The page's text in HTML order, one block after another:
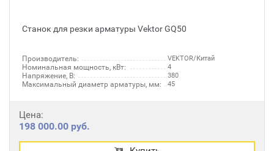
Станок для резки арматуры Vektor GQ50
Производитель: VEKTOR/Китай
Номинальная мощность, кВт: 4
Напряжение, В: 380
Максимальный диаметр арматуры, мм: 45
Цена:
198 000.00 руб.